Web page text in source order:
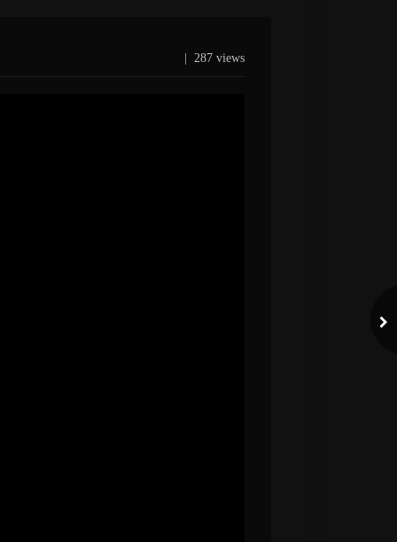
287 views